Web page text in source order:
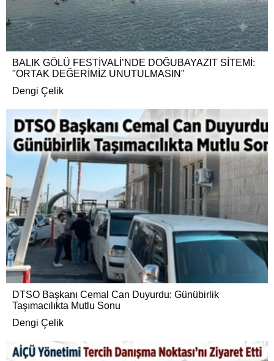
BALIK GÖLÜ FESTİVALİ’NDE DOĞUBAYAZIT SİTEMİ:
"ORTAK DEĞERİMİZ UNUTULMASIN"
Dengi Çelik
DTSO Başkanı Cemal Can Duyurdu: Günübirlik
Taşımacılıkta Mutlu Sonu
Dengi Çelik